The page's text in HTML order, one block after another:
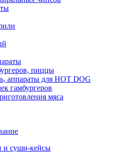
пиццы
аппараты для HOT DOG
гамбургеров
мяса
и суши-кейсы